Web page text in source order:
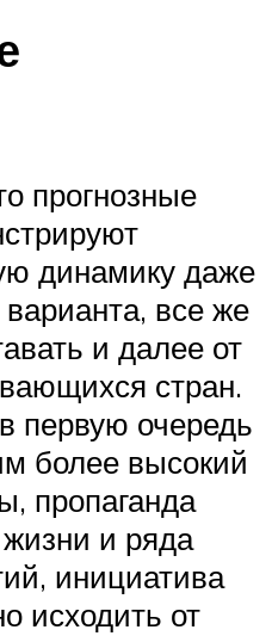
прогнозные
динамику даже
варианта, все же
и далее от
стран.
первую очередь
более высокий
пропаганда
жизни и ряда
инициатива
исходить от